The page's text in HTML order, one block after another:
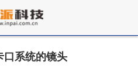
口系统的镜头